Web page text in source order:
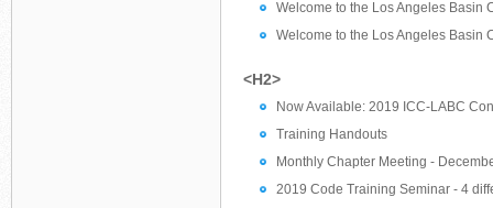
Welcome to the Los Angeles Basin
Welcome to the Los Angeles Basin
<H2>
Now Available: 2019 ICC-LABC
Training Handouts
Monthly Chapter Meeting -
2019 Code Training Seminar - 4